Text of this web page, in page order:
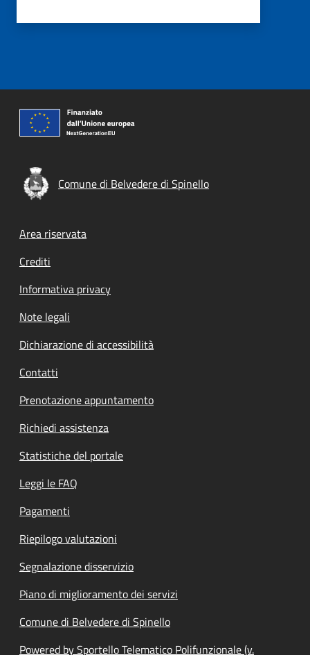
Comune di Belvedere di Spinello
Footer menu
Area riservata
Crediti
Informativa privacy
Note legali
Dichiarazione di accessibilità
Contatti
Prenotazione appuntamento
Richiedi assistenza
Statistiche del portale
Leggi le FAQ
Pagamenti
Riepilogo valutazioni
Segnalazione disservizio
Piano di miglioramento dei servizi
Comune di Belvedere di Spinello
Powered by Sportello Telematico Polifunzionale (v.